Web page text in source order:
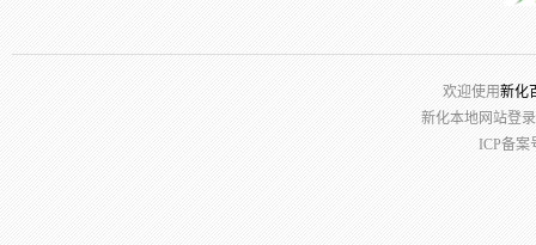
欢迎使用新化
新化本地网站登
ICP备案